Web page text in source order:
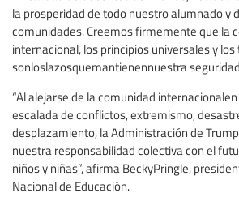
la prosperidad de todo nuestro alumnado y
comunidades. Creemos firmemente que la
internacional, los principios universales y
sonloslazosquemantienennuestra
“Al alejarse de la comunidad
escalada de conflictos, extremismo,
desplazamiento, la Administración de
nuestra responsabilidad colectiva con el
niños y niñas”, afirma BeckyPringle,
Nacional de Educación.